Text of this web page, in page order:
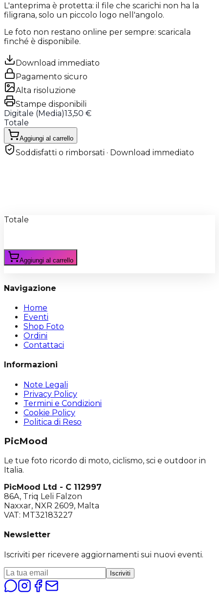
L'anteprima è protetta: il file che scarichi non ha la
filigrana, solo un piccolo logo nell'angolo.
Le foto non restano online per sempre: scaricala
finché è disponibile.
Download immediato
Pagamento sicuro
Alta risoluzione
Stampe disponibili
Digitale (Media)13,50 €
Totale
Aggiungi al carrello
Soddisfatti o rimborsati · Download immediato
Totale
Aggiungi al carrello
Navigazione
Home
Eventi
Shop Foto
Ordini
Contattaci
Informazioni
Note Legali
Privacy Policy
Termini e Condizioni
Cookie Policy
Politica di Reso
PicMood
Le tue foto ricordo di moto, ciclismo, sci e outdoor in
Italia.
PicMood Ltd - C 112997
86A, Triq Leli Falzon
Naxxar, NXR 2609, Malta
VAT: MT32183227
Newsletter
Iscriviti per ricevere aggiornamenti sui nuovi eventi.
Iscriviti